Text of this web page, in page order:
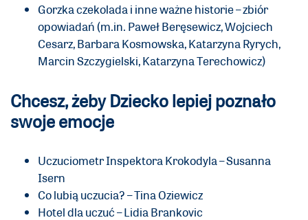
Gorzka czekolada i inne ważne historie – zbiór
opowiadań (m.in. Paweł Beręsewicz, Wojciech
Cesarz, Barbara Kosmowska, Katarzyna Ryrych,
Marcin Szczygielski, Katarzyna Terechowicz)
Chcesz, żeby Dziecko lepiej poznało
swoje emocje
Uczuciometr Inspektora Krokodyla – Susanna
Isern
Co lubią uczucia? – Tina Oziewicz
Hotel dla uczuć – Lidia Brankovic